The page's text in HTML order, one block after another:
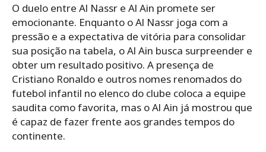
O duelo entre Al Nassr e Al Ain promete ser
emocionante. Enquanto o Al Nassr joga com a
pressão e a expectativa de vitória para consolidar
sua posição na tabela, o Al Ain busca surpreender e
obter um resultado positivo. A presença de
Cristiano Ronaldo e outros nomes renomados do
futebol infantil no elenco do clube coloca a equipe
saudita como favorita, mas o Al Ain já mostrou que
é capaz de fazer frente aos grandes tempos do
continente.